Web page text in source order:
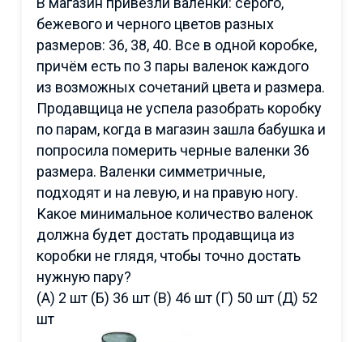
бежевого и черного цветов разных
размеров: 36, 38, 40. Все в одной коробке,
причём есть по 3 пары валенок каждого
из возможных сочетаний цвета и размера.
Продавщица не успела разобрать коробку
по парам, когда в магазин зашла бабушка и
попросила померить черные валенки 36
размера. Валенки симметричные,
подходят и на левую, и на правую ногу.
Какое минимальное количество валенок
должна будет достать продавщица из
коробки не глядя, чтобы точно достать
нужную пару?
(А) 2 шт (Б) 36 шт (В) 46 шт (Г) 50 шт (Д) 52
шт